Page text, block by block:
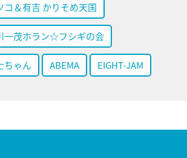
コ＆有吉 かりそめ天国
一茂ホラン☆フシギの会
ちゃん ABEMA EIGHT-JAM